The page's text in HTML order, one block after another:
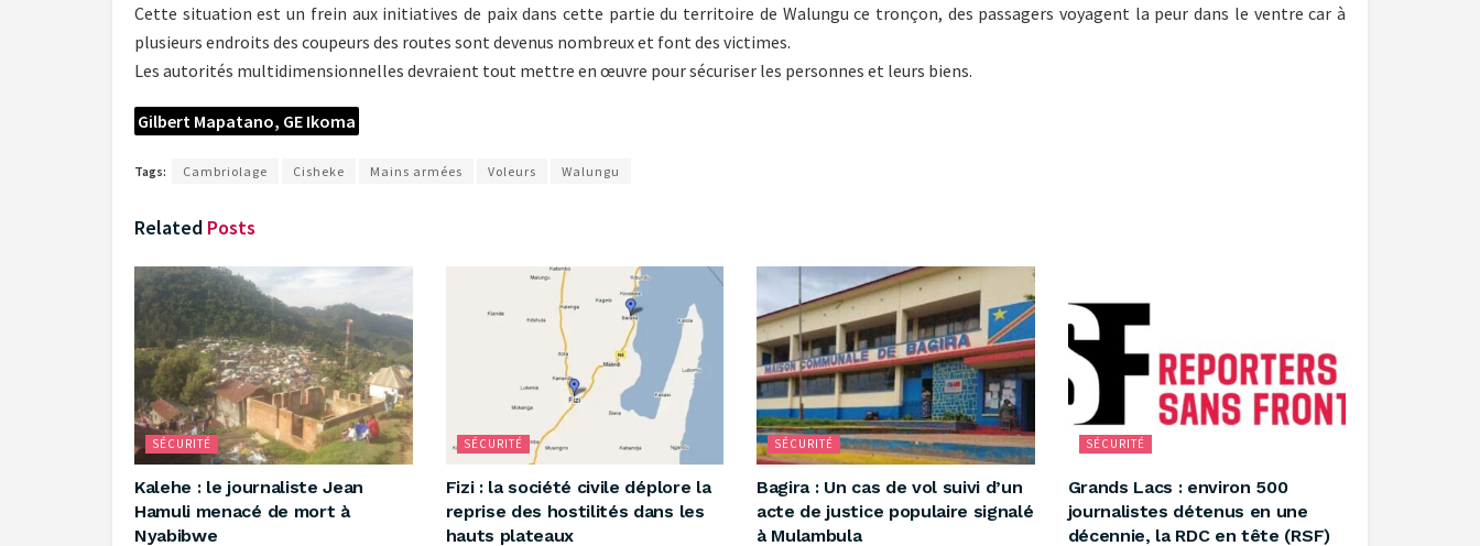
Cette situation est un frein aux initiatives de paix dans cette partie du territoire de Walungu ce tronçon, des passagers voyagent la peur dans le ventre car à
plusieurs endroits des coupeurs des routes sont devenus nombreux et font des victimes.
Les autorités multidimensionnelles devraient tout mettre en œuvre pour sécuriser les personnes et leurs biens.
Gilbert Mapatano, GE Ikoma
Tags: Cambriolage Cisheke Mains armées Voleurs Walungu
Related Posts
SÉCURITÉ
‎Kalehe : le journaliste Jean
Hamuli menacé de mort à
Nyabibwe ‎
SÉCURITÉ
‎Fizi : la société civile déplore la
reprise des hostilités dans les
hauts plateaux ‎
SÉCURITÉ
‎Bagira : Un cas de vol suivi d’un
acte de justice populaire signalé
à Mulambula
SÉCURITÉ
‎Grands Lacs : environ 500
journalistes détenus en une
décennie, la RDC en tête (RSF) ‎